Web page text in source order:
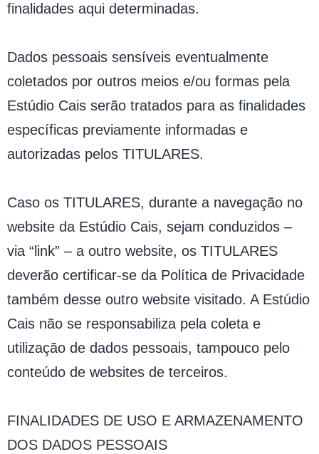
finalidades aqui determinadas.
Dados pessoais sensíveis eventualmente
coletados por outros meios e/ou formas pela
Estúdio Cais serão tratados para as finalidades
específicas previamente informadas e
autorizadas pelos TITULARES.
Caso os TITULARES, durante a navegação no
website da Estúdio Cais, sejam conduzidos –
via “link” – a outro website, os TITULARES
deverão certificar-se da Política de Privacidade
também desse outro website visitado. A Estúdio
Cais não se responsabiliza pela coleta e
utilização de dados pessoais, tampouco pelo
conteúdo de websites de terceiros.
FINALIDADES DE USO E ARMAZENAMENTO
DOS DADOS PESSOAIS